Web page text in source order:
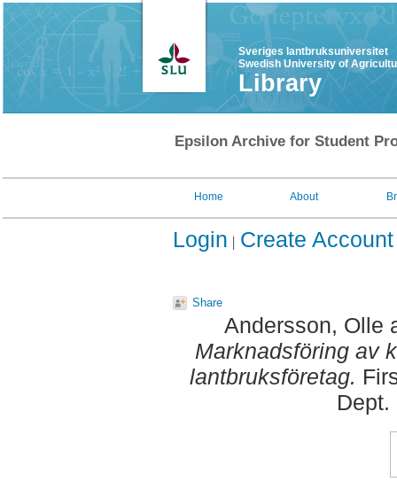
Sveriges lantbruksuniversitet
Swedish University of
Library
Epsilon Archive for Student
Home About
Login Create Account
Share
Andersson, Olle
Marknadsföring av
lantbruksföretag.